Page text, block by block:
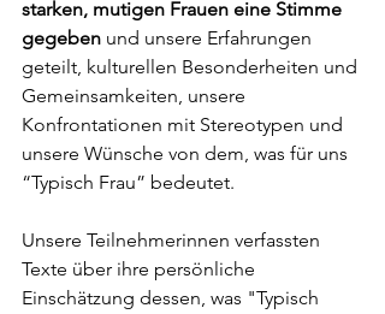
starken, mutigen Frauen eine Stimme
gegeben und unsere Erfahrungen
geteilt, kulturellen Besonderheiten und
Gemeinsamkeiten, unsere
Konfrontationen mit Stereotypen und
unsere Wünsche von dem, was für uns
“Typisch Frau” bedeutet.
Unsere Teilnehmerinnen verfassten
Texte über ihre persönliche
Einschätzung dessen, was "Typisch